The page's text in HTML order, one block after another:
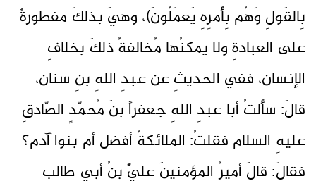
بِالقَولِ وَهُم بِأَمرِهِ يَعمَلُونَ)، وهيَ بذلكَ مفطورةٌ
على العبادةِ ولا يمكنُها مُخالفةُ ذلكَ بخلافِ
الإنسان، ففي الحديثِ عن عبدِ اللهِ بنِ سنان،
قالَ: سألتُ أبا عبدِ اللهِ جعفراً بنَ مُحمّدٍ الصّادقِ
عليهِ السلام فقلتُ: الملائكةُ أفضل أم بنوا آدم؟
فقالَ: قالَ أميرُ المؤمنينَ عليٌّ بنُ أبي طالبٍ